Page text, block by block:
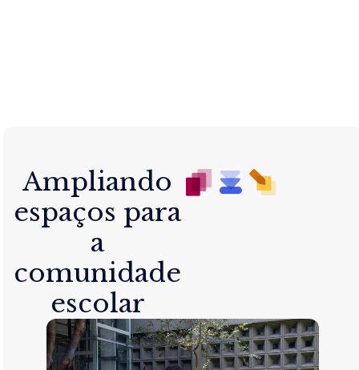
Ampliando
espaços para
a
comunidade
escolar